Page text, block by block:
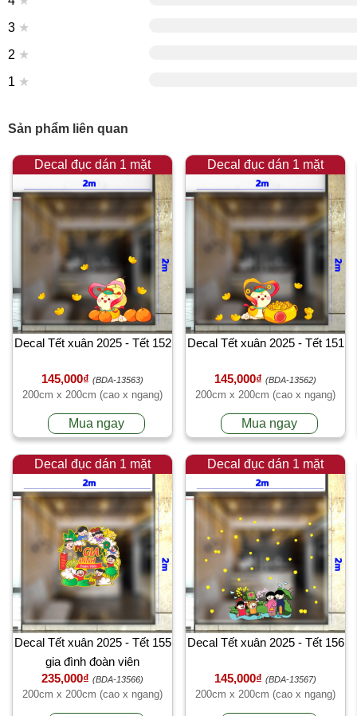
3 ★
2 ★
1 ★
Sản phẩm liên quan
Decal đục dán 1 mặt
Decal Tết xuân 2025 - Tết 152
145,000₫ (BDA-13563)
200cm x 200cm (cao x ngang)
Mua ngay
Decal đục dán 1 mặt
Decal Tết xuân 2025 - Tết 151
145,000₫ (BDA-13562)
200cm x 200cm (cao x ngang)
Mua ngay
Decal đục dán 1 mặt
Decal Tết xuân 2025 - Tết 155
gia đình đoàn viên
235,000₫ (BDA-13566)
200cm x 200cm (cao x ngang)
Decal đục dán 1 mặt
Decal Tết xuân 2025 - Tết 156
145,000₫ (BDA-13567)
200cm x 200cm (cao x ngang)